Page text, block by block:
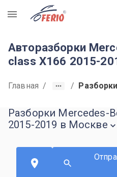
R
Авторазборки
class X166 2015-
Главная / / Разборки
Разборки Mercedes-
2015-2019 в Москве